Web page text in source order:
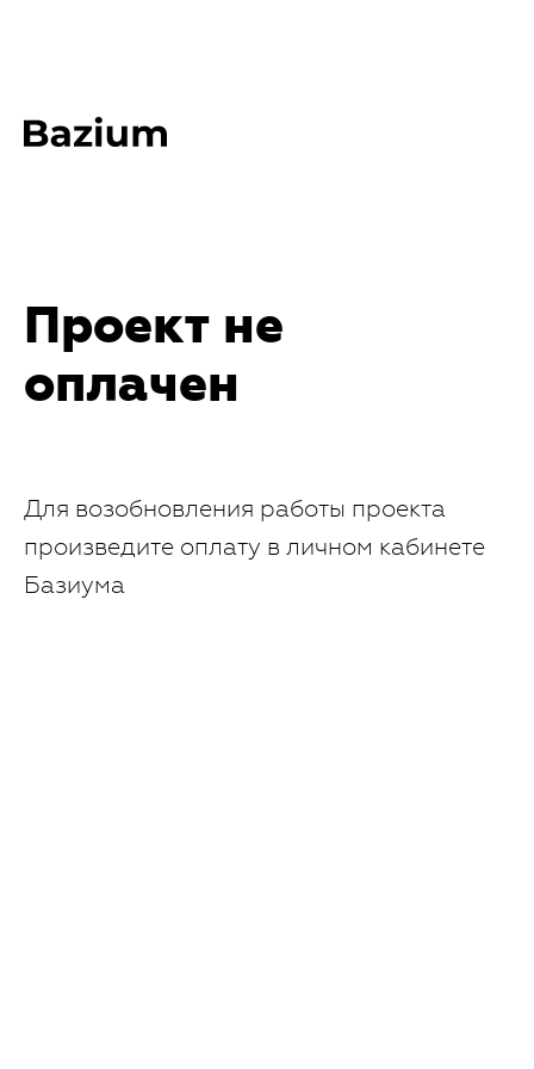
Проект не
оплачен
Для возобновления работы проекта
произведите оплату в личном кабинете
Базиума